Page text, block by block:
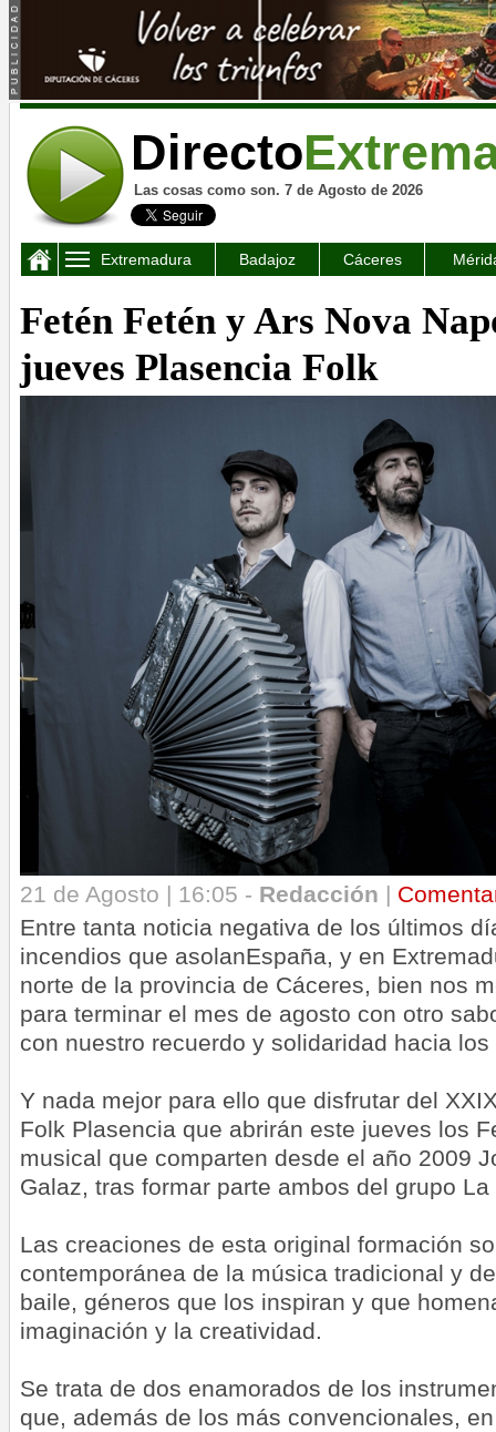
Directo
Las cosas como son. 7 de Agosto de 2026
Extremadura Badajoz Cáceres
Fetén Fetén y Ars Nova
jueves Plasencia Folk
21 de Agosto | 16:05 - Redacción |
Entre tanta noticia negativa de los últimos
incendios que asolanEspaña, y en
norte de la provincia de Cáceres, bien nos
para terminar el mes de agosto con otro
con nuestro recuerdo y solidaridad hacia
Y nada mejor para ello que disfrutar del
Folk Plasencia que abrirán este jueves los
musical que comparten desde el año 2009
Galaz, tras formar parte ambos del grupo
Las creaciones de esta original formación
contemporánea de la música tradicional y
baile, géneros que los inspiran y que
imaginación y la creatividad.
Se trata de dos enamorados de los
que, además de los más convencionales,